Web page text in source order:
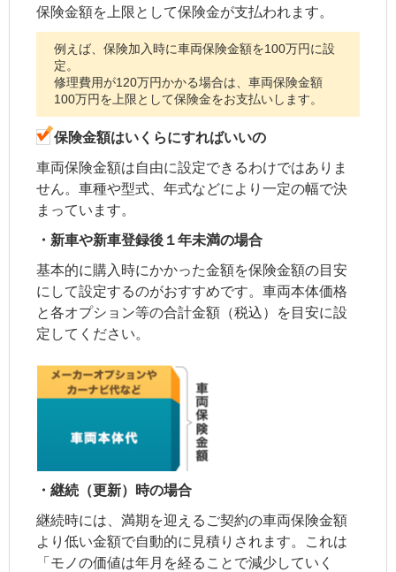
保険金額を上限として保険金が支払われます。
例えば、保険加入時に車両保険金額を100万円に設
定。
修理費用が120万円かかる場合は、車両保険金額
100万円を上限として保険金をお支払いします。
保険金額はいくらにすればいいの
車両保険金額は自由に設定できるわけではありま
せん。車種や型式、年式などにより一定の幅で決
まっています。
・新車や新車登録後１年未満の場合
基本的に購入時にかかった金額を保険金額の目安
にして設定するのがおすすめです。車両本体価格
と各オプション等の合計金額（税込）を目安に設
定してください。
・継続（更新）時の場合
継続時には、満期を迎えるご契約の車両保険金額
より低い金額で自動的に見積りされます。これは
「モノの価値は年月を経ることで減少していく